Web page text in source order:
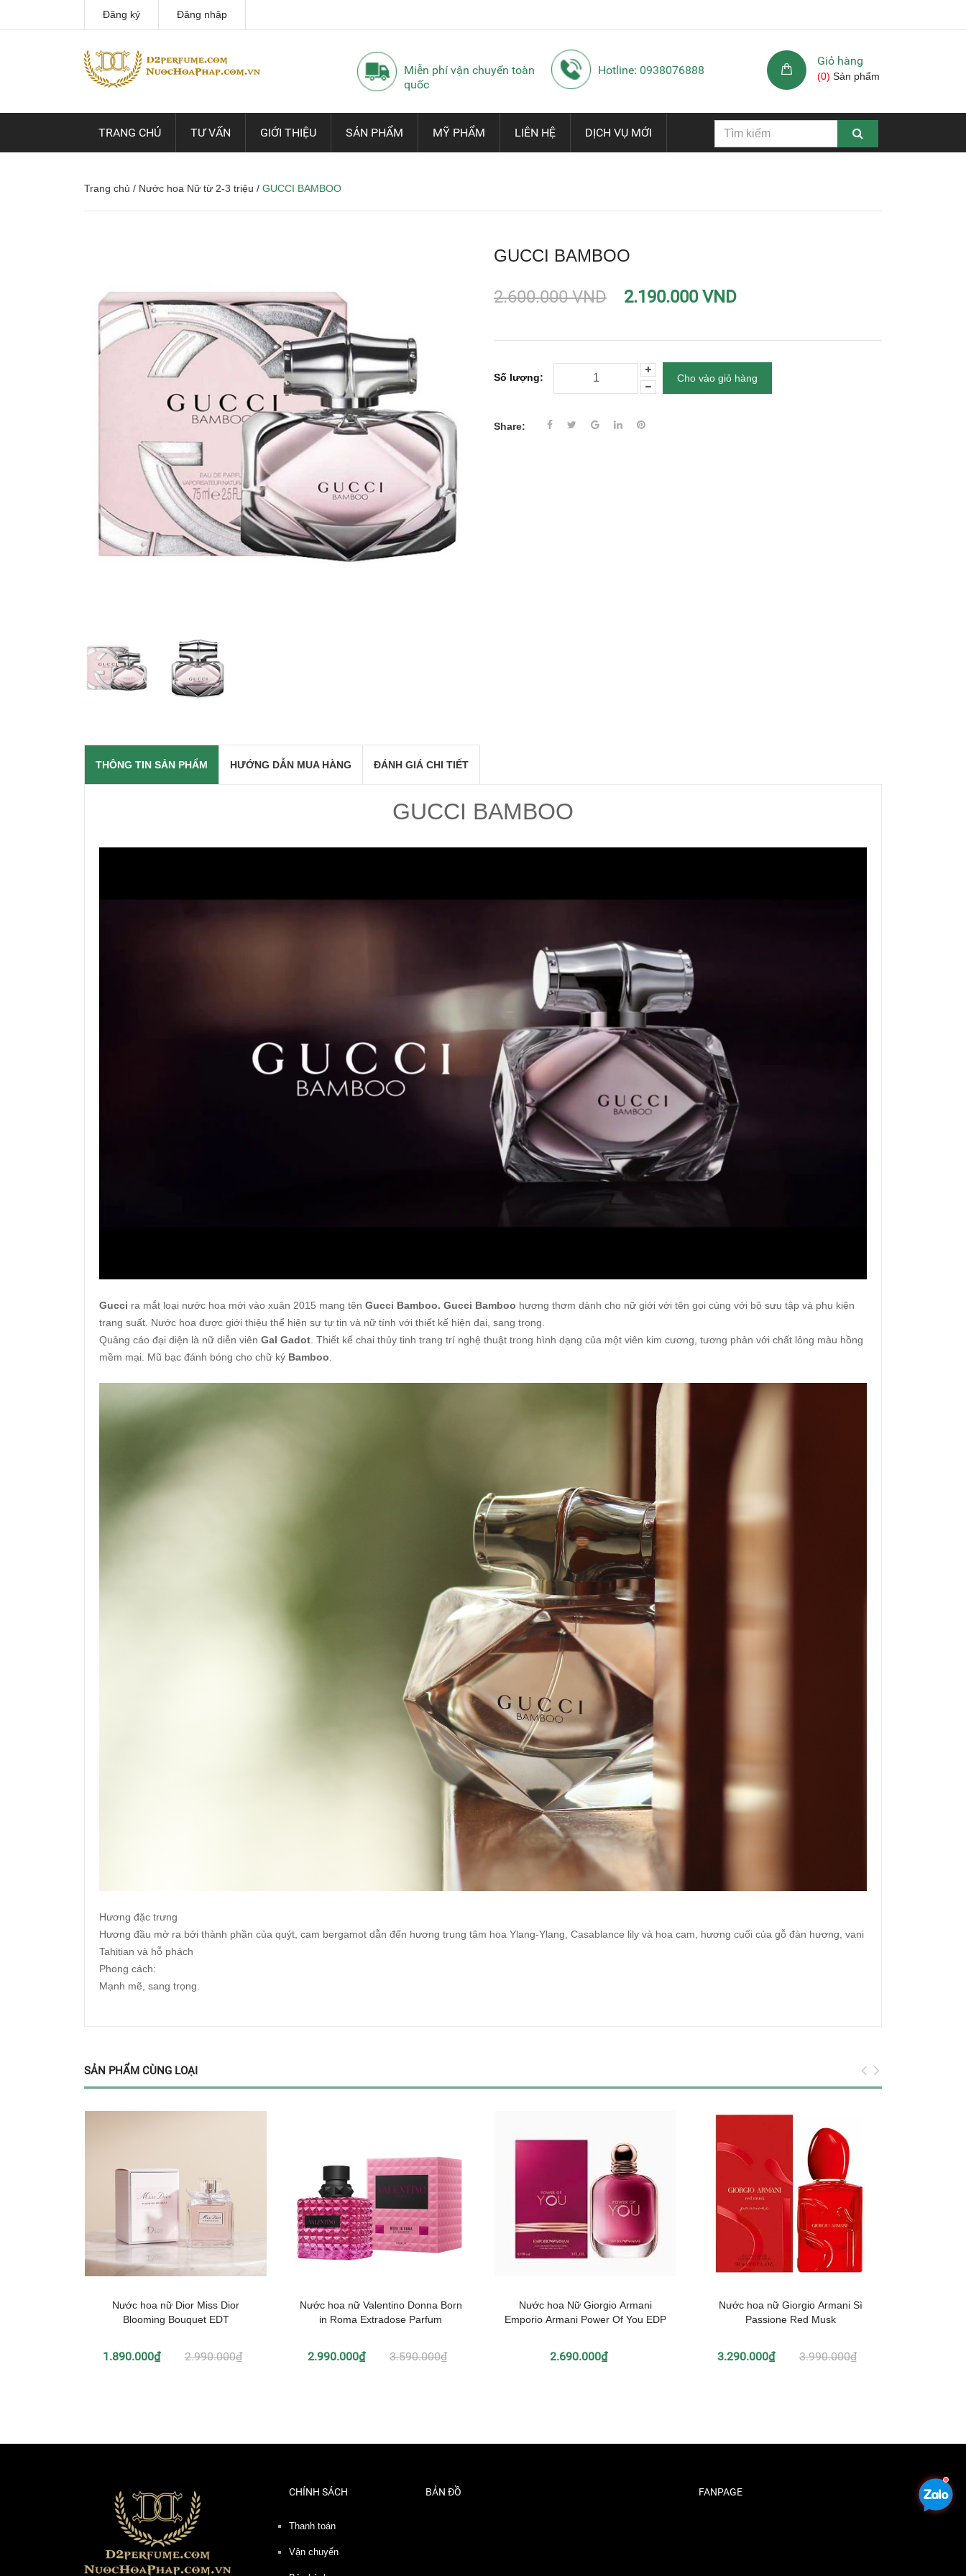
Đăng ký Đăng nhập
Miễn phí vận chuyển toàn
quốc
Hotline: 0938076888
Giỏ hàng
(0) Sản phẩm
TRANG CHỦ TƯ VẤN GIỚI THIỆU SẢN PHẨM MỸ PHẨM LIÊN HỆ DỊCH VỤ MỚI
Trang chủ / Nước hoa Nữ từ 2-3 triệu / GUCCI BAMBOO
GUCCI BAMBOO
2.600.000 VND 2.190.000 VND
Số lượng: Cho vào giỏ hàng
Share:
THÔNG TIN SẢN PHẨM HƯỚNG DẪN MUA HÀNG ĐÁNH GIÁ CHI TIẾT
GUCCI BAMBOO
Gucci ra mắt loại nước hoa mới vào xuân 2015 mang tên Gucci Bamboo. Gucci Bamboo hương thơm dành cho nữ giới với tên gọi cùng với bộ sưu tập và phụ kiện
trang suất. Nước hoa được giới thiệu thể hiện sự tự tin và nữ tính với thiết kế hiện đại, sang trọng.
Quảng cáo đại diện là nữ diễn viên Gal Gadot . Thiết kế chai thủy tinh trang trí nghệ thuật trong hình dạng của một viên kim cương, tương phản với chất lỏng màu hồng
mềm mại. Mũ bạc đánh bóng cho chữ ký Bamboo
Hương đặc trưng
Hương đầu mở ra bởi thành phần của quýt, cam bergamot dẫn đến hương trung tâm hoa Ylang-Ylang, Casablance lily và hoa cam, hương cuối của gỗ đàn hương, vani
Tahitian và hỗ phách
Phong cách:
Mạnh mẽ, sang trọng.
SẢN PHẨM CÙNG LOẠI
Nước hoa nữ Dior Miss Dior
Blooming Bouquet EDT
1.890.000₫ 2.990.000₫
Nước hoa nữ Valentino Donna Born
in Roma Extradose Parfum
2.990.000₫ 3.590.000₫
Nước hoa Nữ Giorgio Armani
Emporio Armani Power Of You EDP
2.690.000₫
Nước hoa nữ Giorgio Armani Sì
Passione Red Musk
3.290.000₫ 3.990.000₫
CHÍNH SÁCH
Thanh toán
Vận chuyển
BẢN ĐỒ FANPAGE